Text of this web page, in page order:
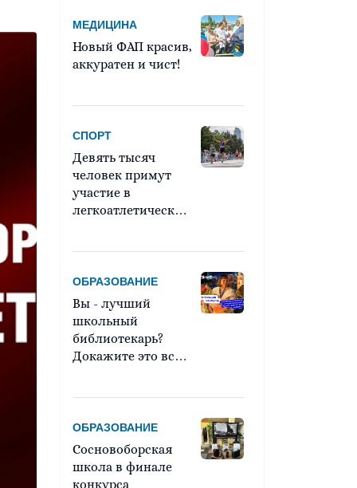
МЕДИЦИНА
Новый ФАП красив,
аккуратен и чист!
СПОРТ
Девять тысяч
человек примут
участие в
легкоатлетическом
ОБРАЗОВАНИЕ
Вы - лучший
школьный
библиотекарь?
Докажите это всей
ОБРАЗОВАНИЕ
Сосновоборская
школа в финале
конкурса